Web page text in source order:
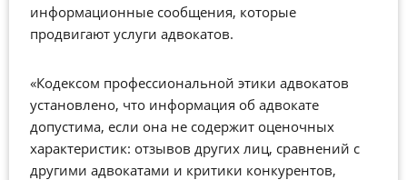
информационные сообщения, которые
продвигают услуги адвокатов.
«Кодексом профессиональной этики адвокатов
установлено, что информация об адвокате
допустима, если она не содержит оценочных
характеристик: отзывов других лиц, сравнений с
другими адвокатами и критики конкурентов,